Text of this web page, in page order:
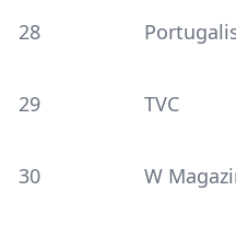
28
29 TVC
30 W